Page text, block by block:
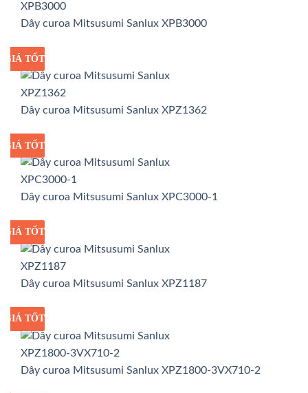
Dây curoa Mitsusumi Sanlux XPB3000
GIÁ SỈ
GIÁ TỐT
Dây curoa Mitsusumi Sanlux XPZ1362
GIÁ SỈ
GIÁ TỐT
Dây curoa Mitsusumi Sanlux XPC3000-1
GIÁ SỈ
GIÁ TỐT
Dây curoa Mitsusumi Sanlux XPZ1187
GIÁ SỈ
GIÁ TỐT
Dây curoa Mitsusumi Sanlux XPZ1800-3VX710-2